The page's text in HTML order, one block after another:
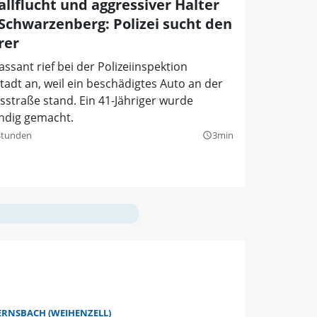
und aggressiver Halter
Polizei sucht den
rief bei der Polizeiinspektion
an, weil ein beschädigtes Auto an der
stand. Ein 41-Jähriger wurde
gemacht.
query_builder3min
(WEIHENZELL)